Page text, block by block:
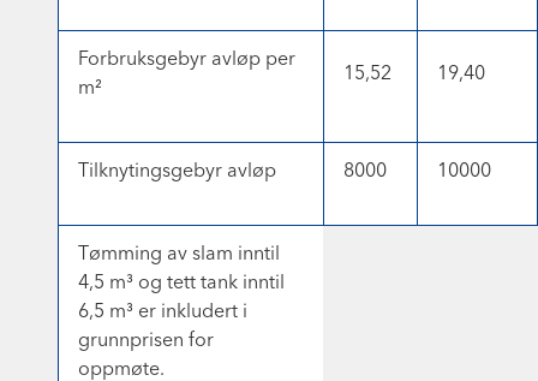
Forbruksgebyr avløp per
m²
15,52 19,40
Tilknytingsgebyr avløp 8000 10000
Tømming av slam inntil
4,5 m³ og tett tank inntil
6,5 m³ er inkludert i
grunnprisen for
oppmøte.